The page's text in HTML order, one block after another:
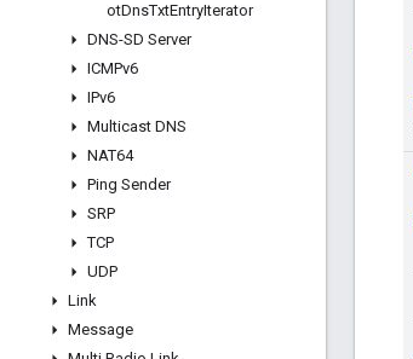
otDnsTxtEntryIterator
DNS-SD Server
ICMPv6
IPv6
Multicast DNS
NAT64
Ping Sender
SRP
TCP
UDP
Link
Message